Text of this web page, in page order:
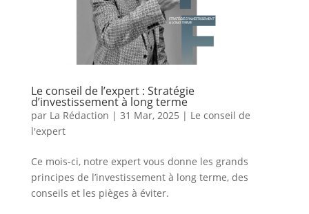
Le conseil de l’expert : Stratégie
d’investissement à long terme
par La Rédaction | 31 Mar, 2025 | Le conseil de
l'expert
Ce mois-ci, notre expert vous donne les grands
principes de l’investissement à long terme, des
conseils et les pièges à éviter.